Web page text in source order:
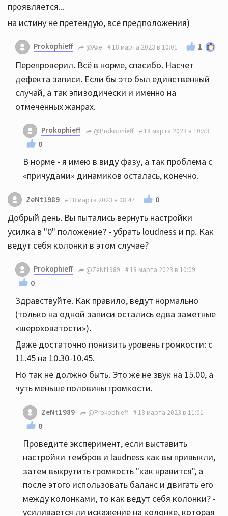
проявляется...
на истину не претендую, всё предположения)
Prokophieff @Axe 18 марта 2023 в 10:01 1
Перепроверил. Всё в норме, спасибо. Насчет
дефекта записи. Если бы это был единственный
случай, а так эпизодически и именно на
отмеченных жанрах.
Prokophieff @Prokophieff 18 марта 2023 в 10:53
0
В норме - я имею в виду фазу, а так проблема с
«причудами» динамиков осталась, конечно.
ZeNt1989 18 марта 2023 в 08:47 0
Добрый день. Вы пытались вернуть настройки
усилка в "0" положение? - убрать loudness и пр. Как
ведут себя колонки в этом случае?
Prokophieff @ZeNt1989 18 марта 2023 в 10:09
0
Здравствуйте. Как правило, ведут нормально
(только на одной записи остались едва заметные
«шероховатости»).
Даже достаточно понизить уровень громкости: с
11.45 на 10.30-10.45.
Но так не должно быть. Это же не звук на 15.00, а
чуть меньше половины громкости.
ZeNt1989 @Prokophieff 18 марта 2023 в 11:01
0
Проведите эксперимент, если выставить
настройки тембров и laudness как вы привыкли,
затем выкрутить громкость "как нравится", а
после этого использовать баланс и двигать его
между колонками, то как ведут себя колонки? -
усиливается ли искажение на колонке, которая